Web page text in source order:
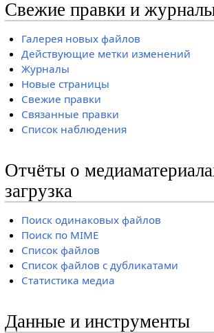
Свежие правки и
Галерея новых файлов
Действующие метки изменений
Журналы
Новые страницы
Свежие правки
Связанные правки
Список наблюдения
Отчёты о
загрузка
Поиск одинаковых файлов
Поиск по MIME
Список файлов
Список файлов с дубликатами
Статистика медиа
Данные и инструменты